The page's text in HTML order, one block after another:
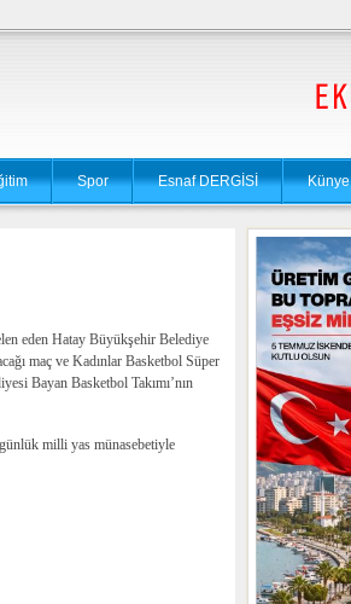
Spor Esnaf DERGİSİ Künye
eden Hatay Büyükşehir Belediye
maç ve Kadınlar Basketbol Süper
Bayan Basketbol Takımı’nın
milli yas münasebetiyle